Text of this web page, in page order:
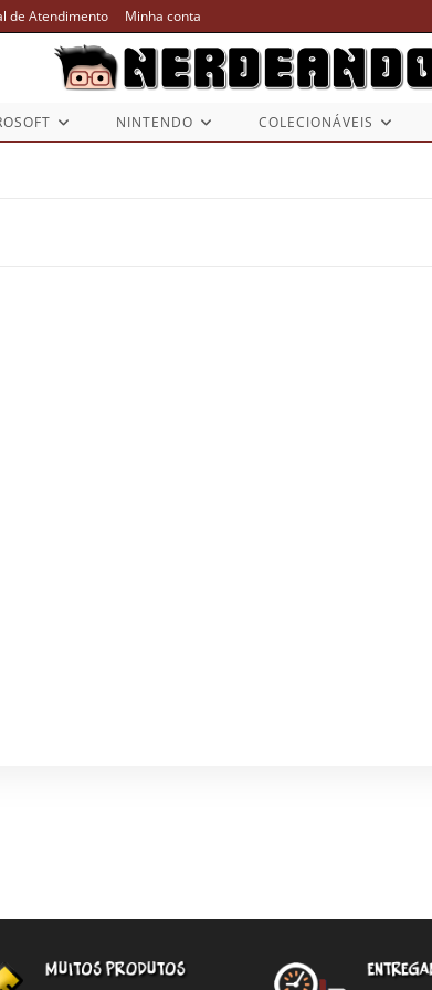
de Atendimento Minha conta
NINTENDO COLECIONÁVEIS